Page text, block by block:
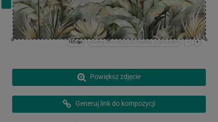
+
-
x:0cm y:0cm | (0,0) (12574,6482) (12574,6482)
165 dpi
Powiększ zdjęcie
Generuj link do kompozycji